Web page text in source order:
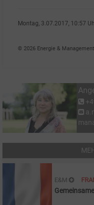
Montag, 3.07.2017, 10:57
© 2026 Energie &
E&M